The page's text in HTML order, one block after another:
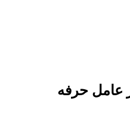
عامل حرفه